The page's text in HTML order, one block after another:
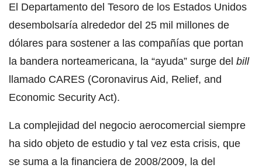
El Departamento del Tesoro de los Estados Unidos
desembolsaría alrededor del 25 mil millones de
dólares para sostener a las compañías que portan
la bandera norteamericana, la “ayuda” surge del bill
llamado CARES (Coronavirus Aid, Relief, and
Economic Security Act).
La complejidad del negocio aerocomercial siempre
ha sido objeto de estudio y tal vez esta crisis, que
se suma a la financiera de 2008/2009, la del